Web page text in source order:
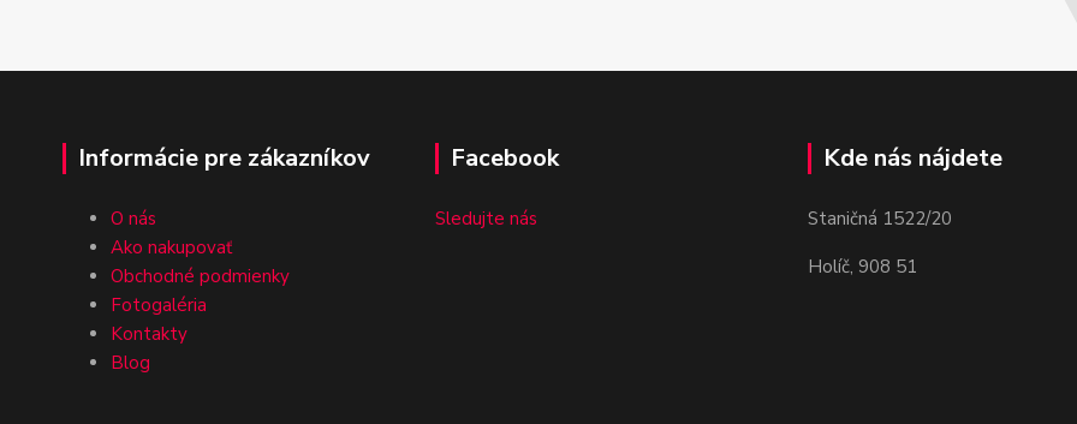
Informácie pre zákazníkov
O nás
Ako nakupovať
Obchodné podmienky
Fotogaléria
Kontakty
Blog
Facebook
Sledujte nás
Kde nás nájdete
Staničná 1522/20
Holíč, 908 51